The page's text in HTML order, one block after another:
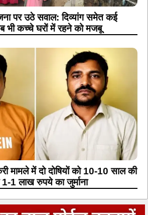
पर उठे सवाल: दिव्यांग समेत कई
भी कच्चे घरों में रहने को मजबू
मामले में दो दोषियों को 10-10 साल की
1-1 लाख रुपये का जुर्माना